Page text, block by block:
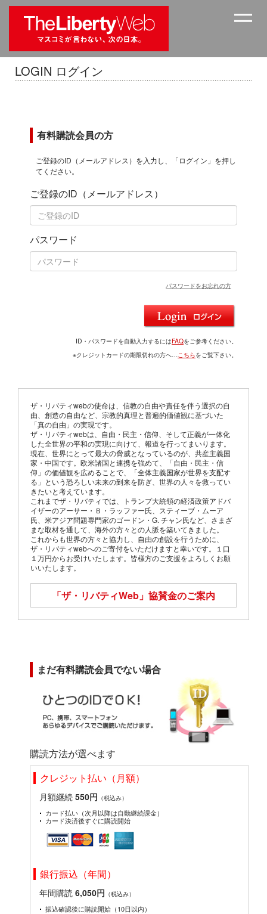
LOGIN ログイン
有料購読会員の方
ご登録のID（メールアドレス）を入力し、「ログイン」を押し
てください。
ご登録のID（メールアドレス）
パスワード
パスワードをお忘れの方
ID・パスワードを自動入力するにはFAQをご参考ください。
※クレジットカードの期限切れの方へ…こちらをご覧下さい。
ザ・リバティwebの使命は、信教の自由や責任を伴う選択の自
由、創造の自由など、宗教的真理と普遍的価値観に基づいた
「真の自由」の実現です。
ザ・リバティwebは、自由・民主・信仰、そして正義が一体化
した全世界の平和の実現に向けて、報道を行ってまいります。
現在、世界にとって最大の脅威となっているのが、共産主義国
家・中国です。欧米諸国と連携を強めて、「自由・民主・信
仰」の価値観を広めることで、「全体主義国家が世界を支配す
る」という恐ろしい未来の到来を防ぎ、世界の人々を救ってい
きたいと考えています。
これまでザ・リバティでは、トランプ大統領の経済政策アドバ
イザーのアーサー・Ｂ・ラッファー氏、スティーブ・ムーア
氏、米アジア問題専門家のゴードン・G. チャン氏など、さまざ
まな取材を通して、海外の方々との人脈を築いてきました。
これからも世界の方々と協力し、自由の創設を行うために、
ザ・リバティwebへのご寄付をいただけますと幸いです。１口
１万円からお受けいたします。皆様方のご支援をよろしくお願
いいたします。
「ザ・リバティWeb」 協賛金のご案内
まだ有料購読会員でない場合
購読方法が選べます
クレジット払い（月額）
月額継続 550円 （税込み）
カード払い（次月以降は自動継続課金）
カード決済後すぐに購読開始
銀行振込（年間）
年間購読 6,050円 （税込み）
振込確認後に購読開始（10日以内）